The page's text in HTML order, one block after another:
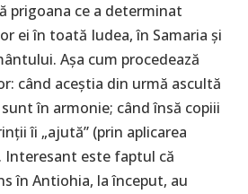
prigoana ce a determinat
ei în toată Iudea, în Samaria și
Așa cum procedează
când aceștia din urmă ascultă
în armonie; când însă copiii
îi „ajută” (prin aplicarea
Interesant este faptul că
în Antiohia, la început, au